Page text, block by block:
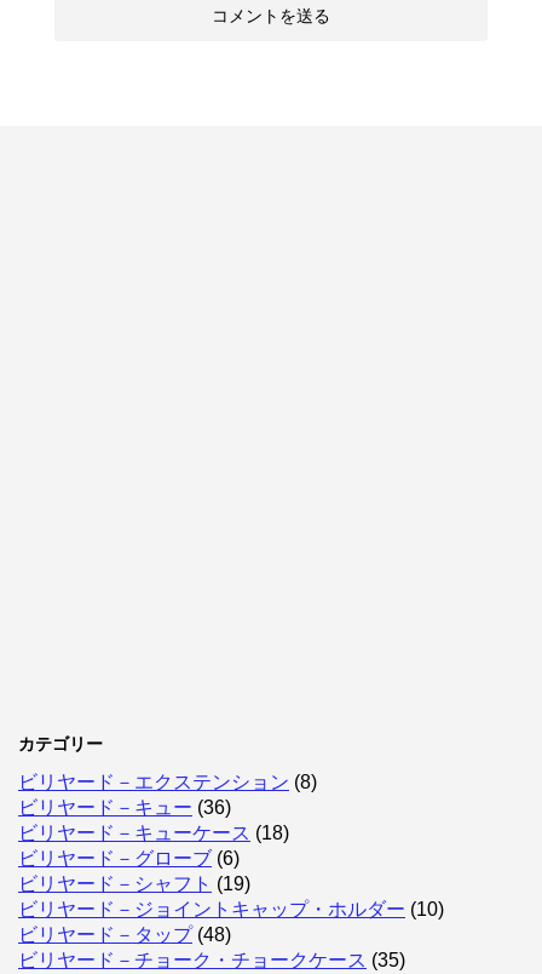
カテゴリー
ビリヤード－エクステンション (8)
ビリヤード－キュー (36)
ビリヤード－キューケース (18)
ビリヤード－グローブ (6)
ビリヤード－シャフト (19)
ビリヤード－ジョイントキャップ・ホルダー (10)
ビリヤード－タップ(48)
ビリヤード－チョーク・チョークケース (35)